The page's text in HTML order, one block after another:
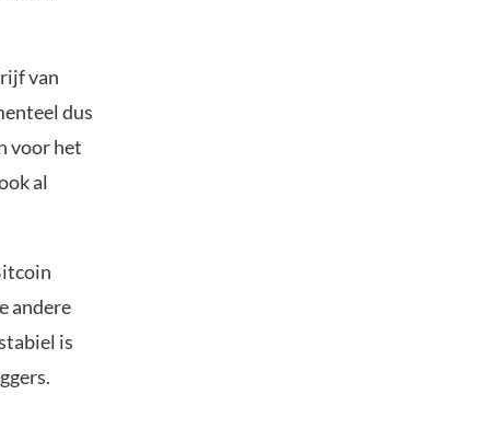
van
dus
voor het
al
andere
is